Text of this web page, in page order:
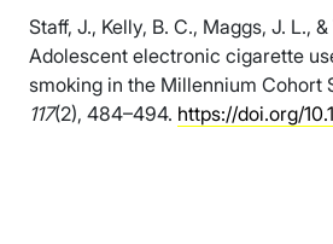
Staff, J., Kelly, B. C., Maggs, J. L.,
Adolescent electronic cigarette
smoking in the Millennium Cohort
117(2), 484–494. https://doi.org/